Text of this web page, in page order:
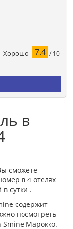
Хорошо 7.4 / 10
в
сможете
в 4 отелях
сутки .
содержит
посмотреть
Smine Марокко.